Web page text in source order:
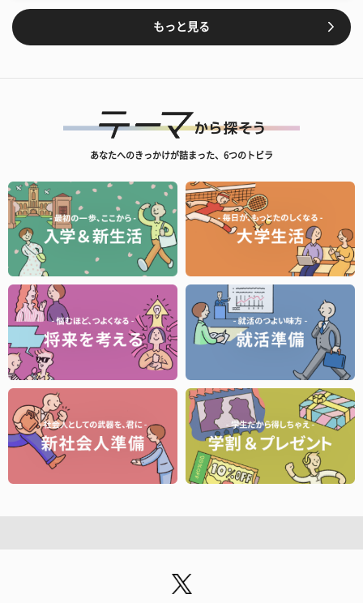
もっと見る
あなたへのきっかけが詰まった、6つのトビラ